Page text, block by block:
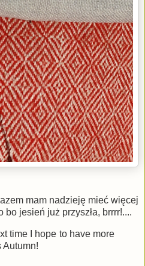
mam nadzieję mieć więcej
bo jesień już przyszła, brrrr!....
time I hope to have more
Autumn!